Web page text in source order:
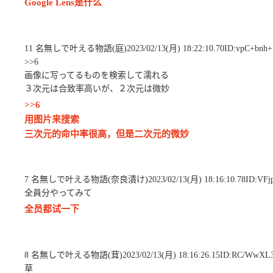
Google Lens是什么
11 名無しで叶える物語(庭)2023/02/13(月) 18:22:10.70ID:vpC+bnh+
>>6
画像に写ってるものを検索して濡れる
３次元は合致率高いが、２次元は微妙
>>6
用图片来搜索
三次元的命中率很高，但是二次元的微妙
7 名無しで叶える物語(奈良漬け)2023/02/13(月)
全員分やってみて
全员都试一下
8 名無しで叶える物語(茸)2023/02/13(月) 18:16:26.15ID:RC/
草